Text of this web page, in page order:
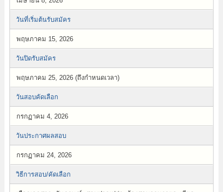
วันที่เริ่มต้นรับสมัคร
พฤษภาคม 15, 2026
วันปิดรับสมัคร
พฤษภาคม 25, 2026 (ถึงกำหนดเวลา)
วันสอบคัดเลือก
กรกฏาคม 4, 2026
วันประกาศผลสอบ
กรกฏาคม 24, 2026
วิธีการสอบ/คัดเลือก